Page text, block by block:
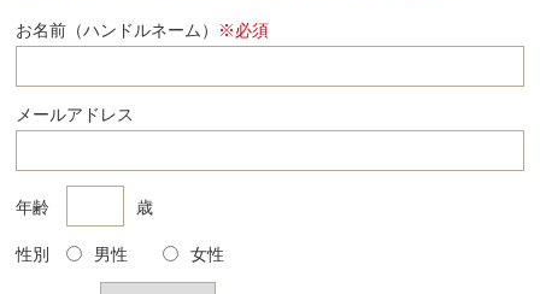
お名前（ハンドルネーム） ※必須
メールアドレス
年齢 歳
性別 男性 女性